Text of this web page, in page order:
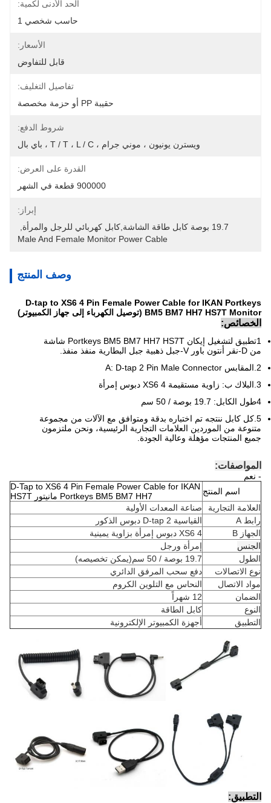
الحد الأدنى لكمية:
حاسب شخصي 1
الأسعار:
قابل للتفاوض
تفاصيل التغليف:
حقيبة PP أو حزمة مخصصة
شروط الدفع:
ويسترن يونيون ، موني جرام ، T / T ، L / C ، باي بال
القدرة على العرض:
900000 قطعة في الشهر
إبراز:
19.7 بوصة كابل طاقة الشاشة,كابل كهربائي للرجل والمرأة
Male And Female Monitor Power Cable
وصف المنتج
D-tap to XS6 4 Pin Female Power Cable for IKAN Portkeys
BM5 BM7 HH7 HS7T Monitor (توصيل الكهرباء إلى جهاز الكمبيوتر)
الخصائص:
1تطبيق لتشغيل إيكان Portkeys BM5 BM7 HH7 HS7T شاشة
من D-نقر أنتون باور V-جبل ذهبية جبل البطارية منفذ منفذ.
2.المقابس A: D-tap 2 Pin Male Connector
3.البلاك ب: زاوية مستقيمة XS6 4 دبوس إمرأة
4طول الكابل: 19.7 بوصة / 50 سم
5.كل كابل ننتجه تم اختباره بدقة ومتوافق مع الآلات من مجموعة
متنوعة من الموردين العلامات التجارية الرئيسية، ونحن ملتزمون
جميع المنتجات مؤهلة وعالية الجودة.
المواصفات:
- نعم
اسم المنتج D-Tap to XS6 4 Pin Female Power Cable for IKAN
Portkeys BM5 BM7 HH7 مانيتور HS7T
العلامة التجارية
صناعة المعدات الأولية
رابط A
القياسية D-tap 2 دبوس الذكور
الجهاز B
XS6 4 دبوس إمرأة بزاوية يمينية
الجنس
إمرأة ورجل
الطول
19.7 بوصة / 50 سم
(يمكن تخصيصه)
نوع الاتصالات
دفع سحب المرفق الدائري
مواد الاتصال
النحاس مع التلوين الكروم
الضمان
12 شهراً
النوع
كابل الطاقة
التطبيق
أجهزة الكمبيوتر الإلكترونية
التطبيق: